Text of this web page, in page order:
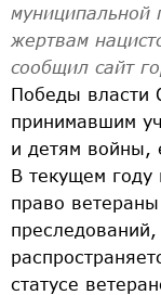
жертвам
сообщил сайт
Победы власти
принимавшим
и детям войны,
В текущем
право
статусе